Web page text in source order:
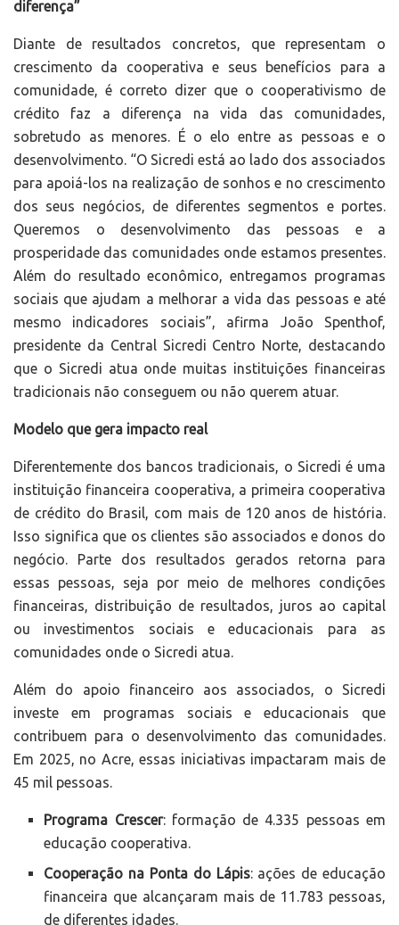
diferença”
Diante de resultados concretos, que representam o
crescimento da cooperativa e seus benefícios para a
comunidade, é correto dizer que o cooperativismo de
crédito faz a diferença na vida das comunidades,
sobretudo as menores. É o elo entre as pessoas e o
desenvolvimento. “O Sicredi está ao lado dos associados
para apoiá-los na realização de sonhos e no crescimento
dos seus negócios, de diferentes segmentos e portes.
Queremos o desenvolvimento das pessoas e a
prosperidade das comunidades onde estamos presentes.
Além do resultado econômico, entregamos programas
sociais que ajudam a melhorar a vida das pessoas e até
mesmo indicadores sociais”, afirma João Spenthof,
presidente da Central Sicredi Centro Norte, destacando
que o Sicredi atua onde muitas instituições financeiras
tradicionais não conseguem ou não querem atuar.
Modelo que gera impacto real
Diferentemente dos bancos tradicionais, o Sicredi é uma
instituição financeira cooperativa, a primeira cooperativa
de crédito do Brasil, com mais de 120 anos de história.
Isso significa que os clientes são associados e donos do
negócio. Parte dos resultados gerados retorna para
essas pessoas, seja por meio de melhores condições
financeiras, distribuição de resultados, juros ao capital
ou investimentos sociais e educacionais para as
comunidades onde o Sicredi atua.
Além do apoio financeiro aos associados, o Sicredi
investe em programas sociais e educacionais que
contribuem para o desenvolvimento das comunidades.
Em 2025, no Acre, essas iniciativas impactaram mais de
45 mil pessoas.
Programa Crescer: formação de 4.335 pessoas em
educação cooperativa.
Cooperação na Ponta do Lápis: ações de educação
financeira que alcançaram mais de 11.783 pessoas,
de diferentes idades.